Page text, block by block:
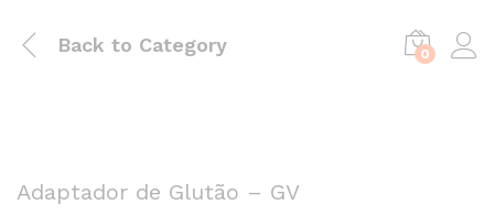
Back to Category 0
Adaptador de Glutão – GV